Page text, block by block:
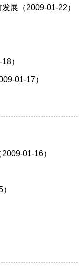
展（2009-01-22）
）
01-17）
01-16）